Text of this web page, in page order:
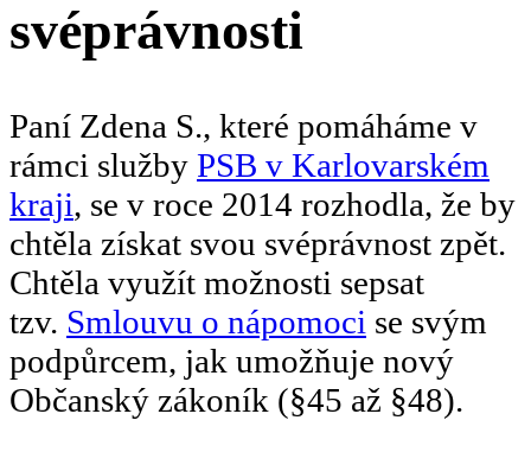
svéprávnosti
Paní Zdena S., které pomáháme v
rámci služby PSB v Karlovarském
kraji, se v roce 2014 rozhodla, že by
chtěla získat svou svéprávnost zpět.
Chtěla využít možnosti sepsat
tzv. Smlouvu o nápomoci se svým
podpůrcem, jak umožňuje nový
Občanský zákoník (§45 až §48).